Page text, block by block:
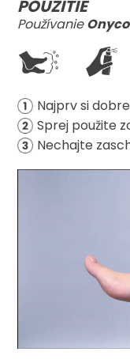
POUŽITIE
Používanie
Najprv si
Sprej použite
Nechajte